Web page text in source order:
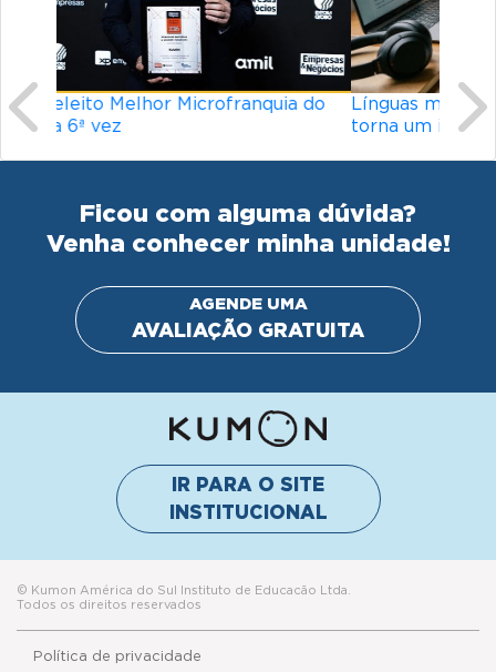
Línguas mais difíceis do mundo: o que
torna um idioma desafiador?
Ficou com alguma dúvida?
Venha conhecer minha unidade!
AGENDE UMA
AVALIAÇÃO GRATUITA
IR PARA O SITE
INSTITUCIONAL
© Kumon América do Sul Instituto de Educacão Ltda.
Todos os direitos reservados
Política de privacidade